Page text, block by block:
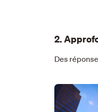
2.
Des